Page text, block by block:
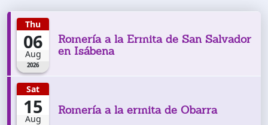
Thu
06
Aug
2026
Romería a la Ermita de San Salvador
en Isábena
Sat
15
Aug
Romería a la ermita de Obarra